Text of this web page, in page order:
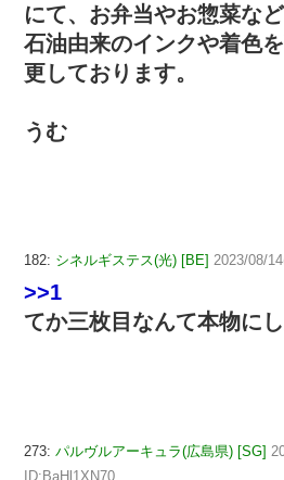
にて、お弁当やお惣菜な
石油由来のインクや着色
更しております。
うむ
182: シネルギステス(光) [BE] 2023/08/
>>1
てか三枚目なんて本物に
273: パルヴルアーキュラ(広島県) [SG]
ID:BaHl1XN70